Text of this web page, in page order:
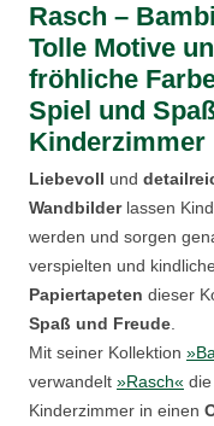
Rasch –
Tolle Motive
fröhliche
Spiel und
Kinderzimmer
Liebevoll und
Wandbilderlassen
werden und sorgen
verspielten und
Papiertapeten dieser
Spaß und Freude.
Mit seiner Kollektion
verwandelt »Rasch«
Kinderzimmer in einen